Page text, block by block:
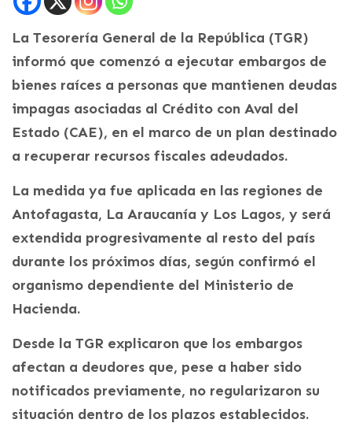
La Tesorería General de la República (TGR)
informó que comenzó a ejecutar embargos de
bienes raíces a personas que mantienen deudas
impagas asociadas al Crédito con Aval del
Estado (CAE), en el marco de un plan destinado
a recuperar recursos fiscales adeudados.
La medida ya fue aplicada en las regiones de
Antofagasta, La Araucanía y Los Lagos, y será
extendida progresivamente al resto del país
durante los próximos días, según confirmó el
organismo dependiente del Ministerio de
Hacienda.
Desde la TGR explicaron que los embargos
afectan a deudores que, pese a haber sido
notificados previamente, no regularizaron su
situación dentro de los plazos establecidos.